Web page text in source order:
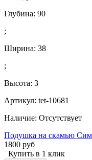
Глубина: 90
;
Ширина: 38
;
Высота: 3
Артикул: tet-10681
Наличие: Отсутствует
Подушка на скамью
1800 руб
Купить в 1 клик